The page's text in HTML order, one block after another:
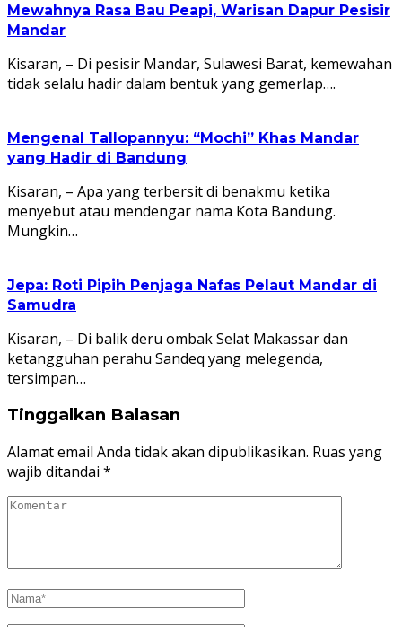
Mewahnya Rasa Bau Peapi, Warisan Dapur Pesisir
Mandar
Kisaran, – Di pesisir Mandar, Sulawesi Barat, kemewahan
tidak selalu hadir dalam bentuk yang gemerlap….
Mengenal Tallopannyu: “Mochi” Khas Mandar
yang Hadir di Bandung
Kisaran, – Apa yang terbersit di benakmu ketika
menyebut atau mendengar nama Kota Bandung.
Mungkin…
Jepa: Roti Pipih Penjaga Nafas Pelaut Mandar di
Samudra
Kisaran, – Di balik deru ombak Selat Makassar dan
ketangguhan perahu Sandeq yang melegenda,
tersimpan…
Tinggalkan Balasan
Alamat email Anda tidak akan dipublikasikan. Ruas yang
wajib ditandai *